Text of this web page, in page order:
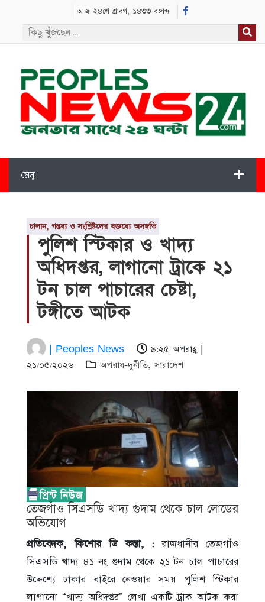
আজ ২৪শে শ্রাবণ, ১৪৩৩ বঙ্গাব্দ
মেনু
চালান, গন্তব্য ও সংশ্লিষ্টদের বক্তব্যে অসঙ্গতি
পুলিশ স্টিকার ও খাদ্য
অধিদপ্তর, লাগানো ট্রাকে ২১
টন চাল পাচারের চেষ্টা,
টঙ্গীতে আটক
| Peoples News
৯:২৫ অপরাহ্ণ |
২১/০৫/২০২৬
অপরাধ-দুর্নীতি,সারাদেশ
তেজগাঁও সিএসডি খাদ্য গুদাম থেকে চাল লোডের
অভিযোগ
প্রতিবেদক, কিশোর ডি কস্তা, :রাজধানীর তেজগাঁও
সিএসডি খাদ্য ৪১ নং গুদাম থেকে ২১ টন চাল পাচারের
উদ্দেশ্যে ঢাকার বাইরে নেওয়ার সময় পুলিশ স্টিকার
লাগানো “খাদ্য অধিদপ্তর” লেখা একটি ট্রাক আটক করা